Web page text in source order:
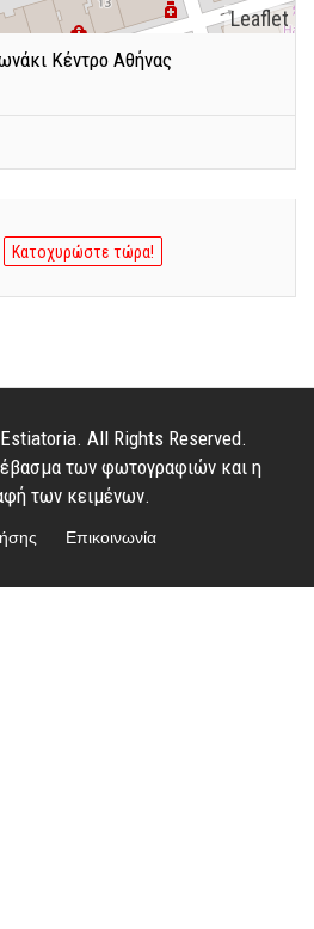
Leaflet
Κέντρο Αθήνας
Κατοχυρώστε τώρα!
All Rights Reserved.
των φωτογραφιών και η
των κειμένων.
Επικοινωνία